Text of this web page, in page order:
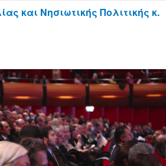
και Νησιωτικής Πολιτικής κ.